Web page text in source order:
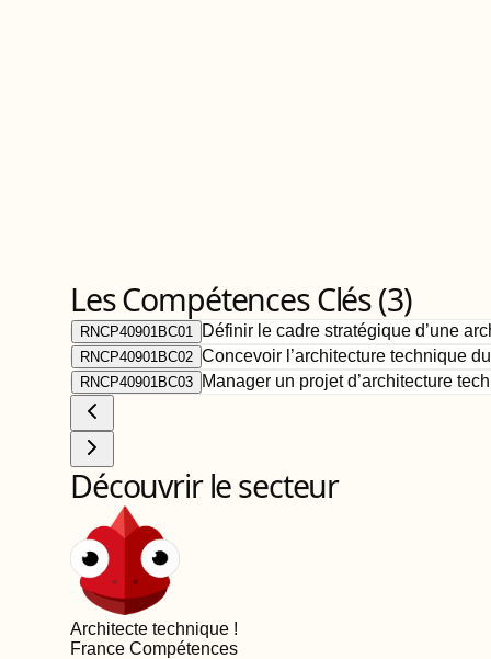
Les Compétences Clés (3)
RNCP40901BC01 Définir le cadre stratégique d’une
RNCP40901BC02 Concevoir l’architecture technique
RNCP40901BC03 Manager un projet d’architecture
Découvrir le secteur
Architecte technique !
France Compétences